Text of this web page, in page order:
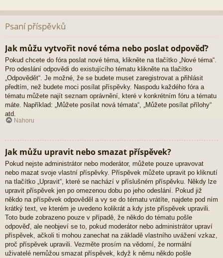
Psaní příspěvků
Jak můžu vytvořit nové téma nebo poslat odpověď?
Pokud chcete do fóra poslat nové téma, klikněte na tlačítko „Nové téma“.
Pro odeslání odpovědi do existujícího tématu klikněte na tlačítko
„Odpovědět“. Je možné, že se budete muset zaregistrovat a přihlásit
předtím, než budete moci posílat příspěvky. Naspodu každého fóra a
tématu můžete najít seznam oprávnění, které v konkrétním fóru a tématu
máte. Například: „Můžete posílat nová témata“, „Můžete posílat přílohy“
atd.
Nahoru
Jak můžu upravit nebo smazat příspěvek?
Pokud nejste administrátor nebo moderátor, můžete pouze upravovat
nebo mazat svoje vlastní příspěvky. Příspěvek můžete upravit po kliknutí
na tlačítko „Upravit“, které se nachází v příslušném příspěvku. Někdy lze
upravit příspěvek jen po omezenou dobu po jeho odeslání. Pokud již
někdo na příspěvek odpověděl a vy se do tématu vrátíte, najdete pod ním
krátký text, ve kterém je uvedeno kolikrát a kdy jste příspěvek upravili.
Toto bude zobrazeno pouze v případě, že někdo do tématu pošle
odpověď, ale neobjeví se to, pokud moderátor nebo administrátor upraví
příspěvek, ačkoli ti mohou zanechat na základě vlastního uvážení vzkaz,
proč příspěvek upravili. Vezměte prosím na vědomí, že normální
uživatelé nemůžou smazat příspěvek, když k němu někdo pošle